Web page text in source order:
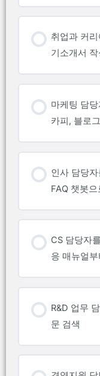
취업과 커
기소개서 작
마케팅 담
카피, 블로
인사 담당
FAQ 챗봇
CS 담당자
응 매뉴얼
R&D 업무
문 검색